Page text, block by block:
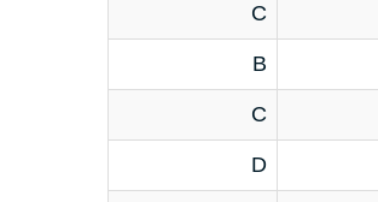
C
B
C
D